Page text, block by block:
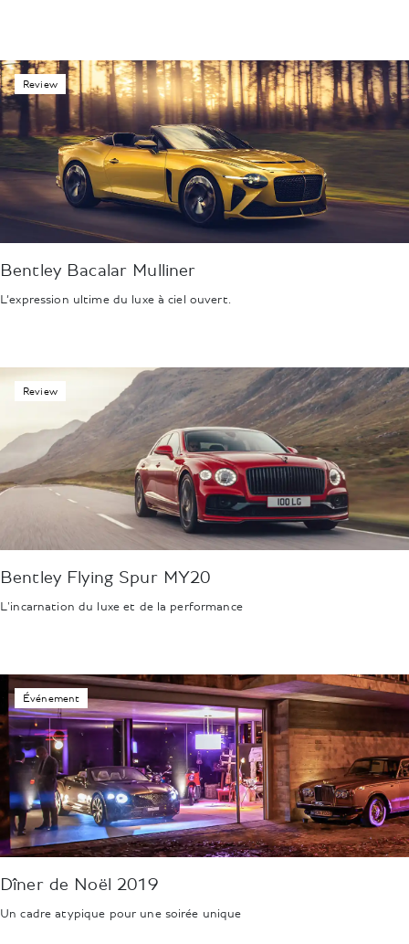
Bentley Bacalar Mulliner
L’expression ultime du luxe à ciel ouvert.
Review
Bentley Flying Spur MY20
L'incarnation du luxe et de la performance
Review
Dîner de Noël 2019
Un cadre atypique pour une soirée unique
Événement